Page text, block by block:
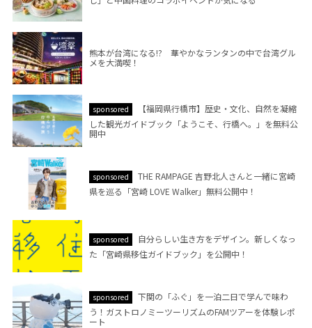
熊本が台湾になる!? 華やかなランタンの中で台湾グル
メを大満喫！
sponsored
【福岡県行橋市】歴史・文化、自然を凝縮
した観光ガイドブック「ようこそ、行橋へ。」を無料公
開中
sponsored
THE RAMPAGE 吉野北人さんと一緒に宮崎
県を巡る「宮崎 LOVE Walker」無料公開中！
sponsored
自分らしい生き方をデザイン。新しくなっ
た「宮崎県移住ガイドブック」を公開中！
sponsored
下関の「ふぐ」を一泊二日で学んで味わ
う！ガストロノミーツーリズムのFAMツアーを体験レポ
ート